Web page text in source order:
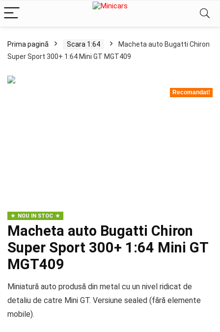
Prima pagină Scara 1:64
Macheta auto Bugatti Chiron
Super Sport 300+ 1:64 Mini GT MGT409
Recomandat!
NOU IN STOC
Macheta auto Bugatti Chiron
Super Sport 300+ 1:64 Mini GT
MGT409
Miniatură auto produsă din metal cu un nivel ridicat de
detaliu de catre Mini GT. Versiune sealed (fără elemente
mobile).